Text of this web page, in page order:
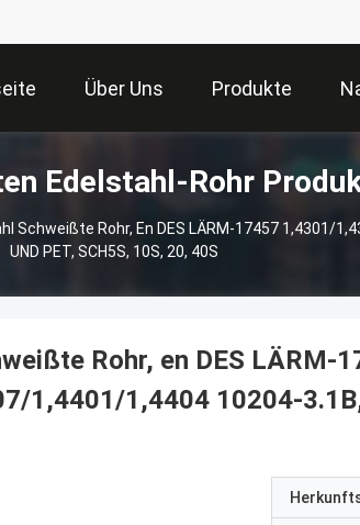
Über Uns Produkte
Edelstahl-Rohr
Schweißte Rohr, En DES LÄRM-17457 1,4301/
UND PET, SCH5S, 10S, 20, 40S
Rohr, en DES LÄRM-
1,4401/1,4404 10204-